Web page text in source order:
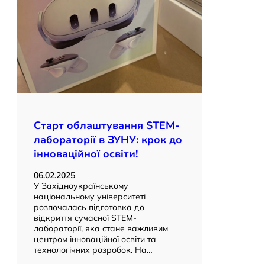
Старт облаштування STEM-
лабораторії в ЗУНУ: крок до
інноваційної освіти!
06.02.2025
У Західноукраїнському
національному університеті
розпочалась підготовка до
відкриття сучасної STEM-
лабораторії, яка стане важливим
центром інноваційної освіти та
технологічних розробок. На…